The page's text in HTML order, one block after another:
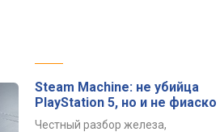
Steam Machine: не убийца
PlayStation 5, но и не фиаско
Честный разбор железа,